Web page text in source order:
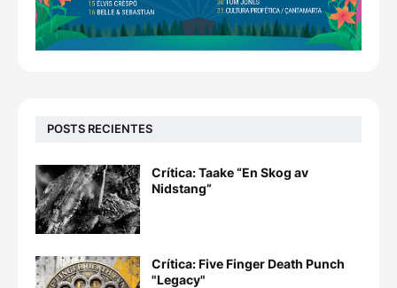
POSTS RECIENTES
Crítica: Taake “En Skog av
Nidstang”
Crítica: Five Finger Death Punch
"Legacy"